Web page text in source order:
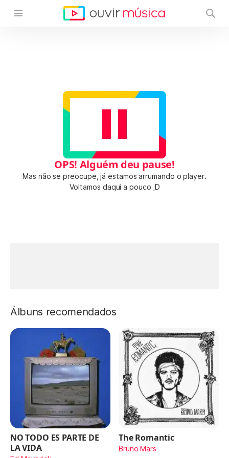
OPS! Alguém deu pause!
Mas não se preocupe, já estamos arrumando o player.
Voltamos daqui a pouco ;D
Álbuns recomendados
NO TODO ES PARTE DE
LA VIDA
The Romantic
Bruno Mars